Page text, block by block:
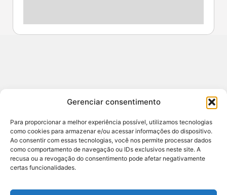
Gerenciar consentimento
Para proporcionar a melhor experiência possível, utilizamos tecnologias
como cookies para armazenar e/ou acessar informações do dispositivo.
Ao consentir com essas tecnologias, você nos permite processar dados
como comportamento de navegação ou IDs exclusivos neste site. A
recusa ou a revogação do consentimento pode afetar negativamente
certas funcionalidades.
Contato
redacao@sertao24horas.com.br
CNPJ: 29.653.084/0001-44 / Central de Noticias
Sertão e Agreste
ENDEREÇO: RUA JOSE AMORIM 7A ANDAR 1,
SANTANA DO IPANEMA, ALAGOAS - BR
RESPONSÁVEL: DAVI VALÕES (82) 99808-2367